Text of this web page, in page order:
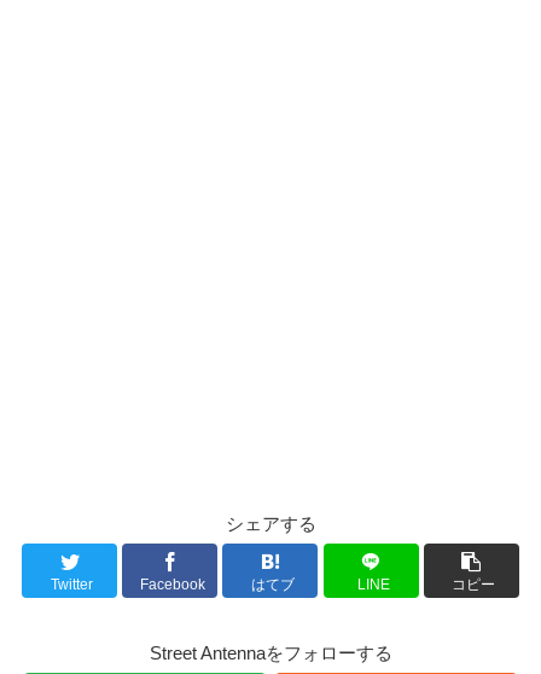
シェアする
Twitter Facebook はてブ LINE コピー
Street Antennaをフォローする